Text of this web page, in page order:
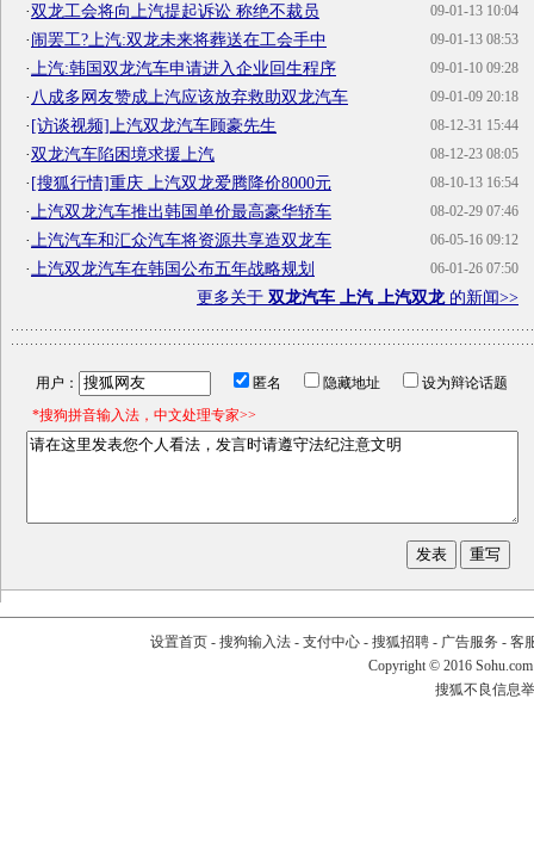
09-01-13 10:04
·双龙工会将向上汽提起诉讼 称绝不裁员
09-01-13 08:53
·闹罢工?上汽:双龙未来将葬送在工会手中
09-01-10 09:28
· 上汽:韩国双龙汽车申请进入企业回生程序
09-01-09 20:18
· 八成多网友赞成上汽应该放弃救助双龙汽车
08-12-31 15:44
·[访谈视频]上汽双龙汽车顾豪先生
08-12-23 08:05
·双龙汽车陷困境求援上汽
08-10-13 16:54
·[搜狐行情]重庆 上汽双龙爱腾降价8000元
08-02-29 07:46
· 上汽双龙汽车推出韩国单价最高豪华轿车
06-05-16 09:12
· 上汽汽车和汇众汽车将资源共享造双龙车
06-01-26 07:50
· 上汽双龙汽车在韩国公布五年战略规划
更多关于 双龙汽车 上汽 上汽双龙 的新闻>>
用户： 匿名 隐藏地址
设为辩论话题
*搜狗拼音输入法，中文处理专家>>
设置首页- 搜狗输入法- 支付中心- 搜狐招聘- 广告服务 - 客
Copyright © 2016
搜狐不良信息